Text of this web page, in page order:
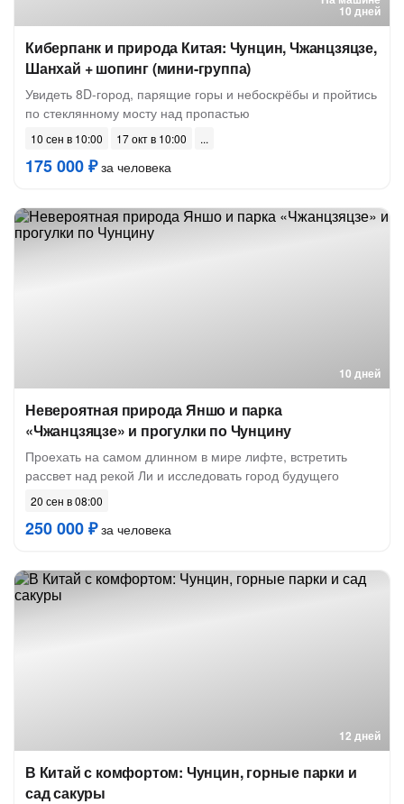
10 дней
Киберпанк и природа Китая: Чунцин, Чжанцзяцзе,
Шанхай + шопинг (мини-группа)
Увидеть 8D-город, парящие горы и небоскрёбы и пройтись
по стеклянному мосту над пропастью
10 сен в 10:00 17 окт в 10:00
175 000 ₽за человека
10 дней
Невероятная природа Яншо и парка
«Чжанцзяцзе» и прогулки по Чунцину
Проехать на самом длинном в мире лифте, встретить
рассвет над рекой Ли и исследовать город будущего
20 сен в 08:00
250 000 ₽за человека
12 дней
В Китай с комфортом: Чунцин, горные парки и
сад сакуры